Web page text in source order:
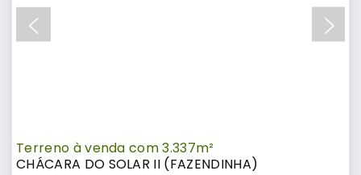
Terreno à venda com 3.337m²
CHÁCARA DO SOLAR II (FAZENDINHA)